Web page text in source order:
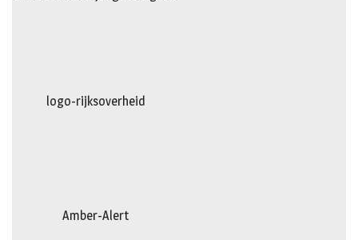
logo-rijksoverheid
Amber-Alert